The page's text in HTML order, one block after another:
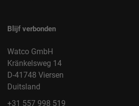
Blijf verbonden
Watco GmbH
Kränkelsweg 14
D-41748 Viersen
Duitsland
+31 557 998 519